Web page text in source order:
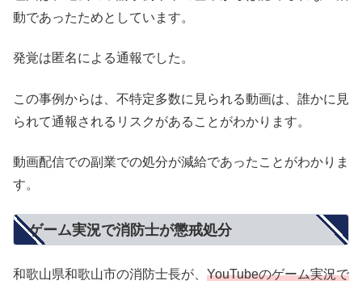
動であったためとしています。
発覚は匿名による通報でした。
この事例からは、不特定多数に見られる動画は、誰かに見
られて通報されるリスクがあることがわかります。
動画配信での副業での処分が減給であったことがわかりま
す。
ゲーム実況で消防士が懲戒処分
和歌山県和歌山市の消防士長が、 YouTubeのゲーム実況で